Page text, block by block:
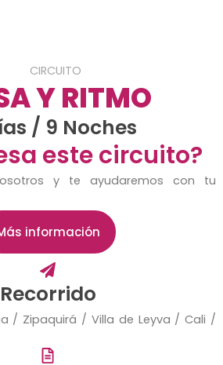
CIRCUITO
Y RITMO
/ 9 Noches
este circuito?
y te ayudaremos con tu
información
Recorrido
/ Zipaquirá / Villa de Leyva / Cali /